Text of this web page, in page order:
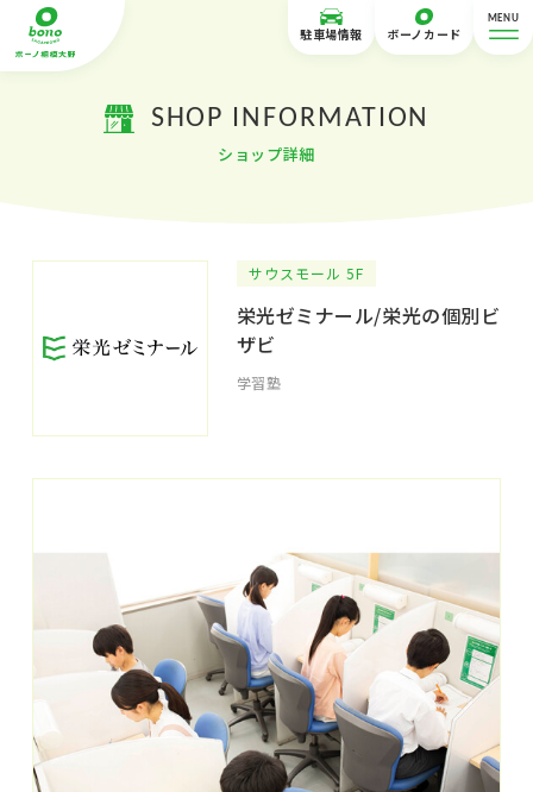
駐車場情報 ボーノカード
MENU
SHOP INFORMATION
ショップ詳細
サウスモール 5F
栄光ゼミナール/栄光の個別ビ
ザビ
学習塾